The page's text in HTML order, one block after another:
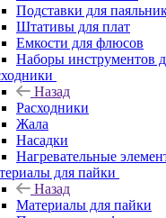
Подставки для
Штативы для плат
Емкости для флюсов
Наборы инструментов
Назад
Расходники
Жала
Насадки
Нагревательные
для пайки
Назад
Материалы для пайки